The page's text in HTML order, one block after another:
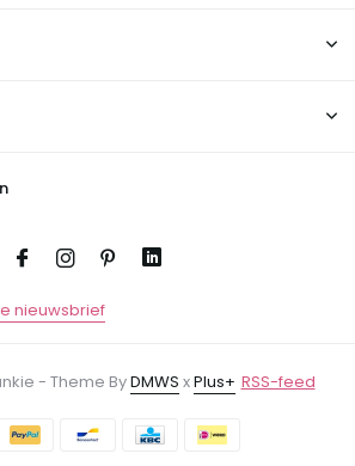
nieuwsbrief
- Theme ByDMWS xPlus+ RSS-feed